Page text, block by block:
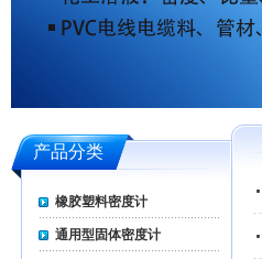
产品分类
橡胶塑料密度计
通用型固体密度计
·
·